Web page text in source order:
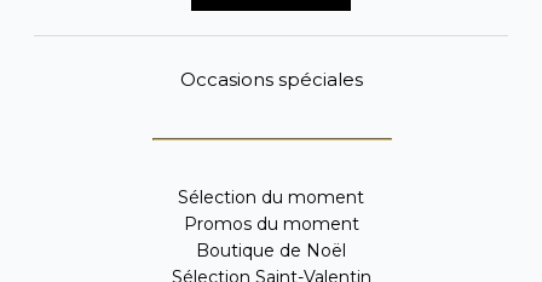
Occasions spéciales
Sélection du moment
Promos du moment
Boutique de Noël
Sélection Saint-Valentin